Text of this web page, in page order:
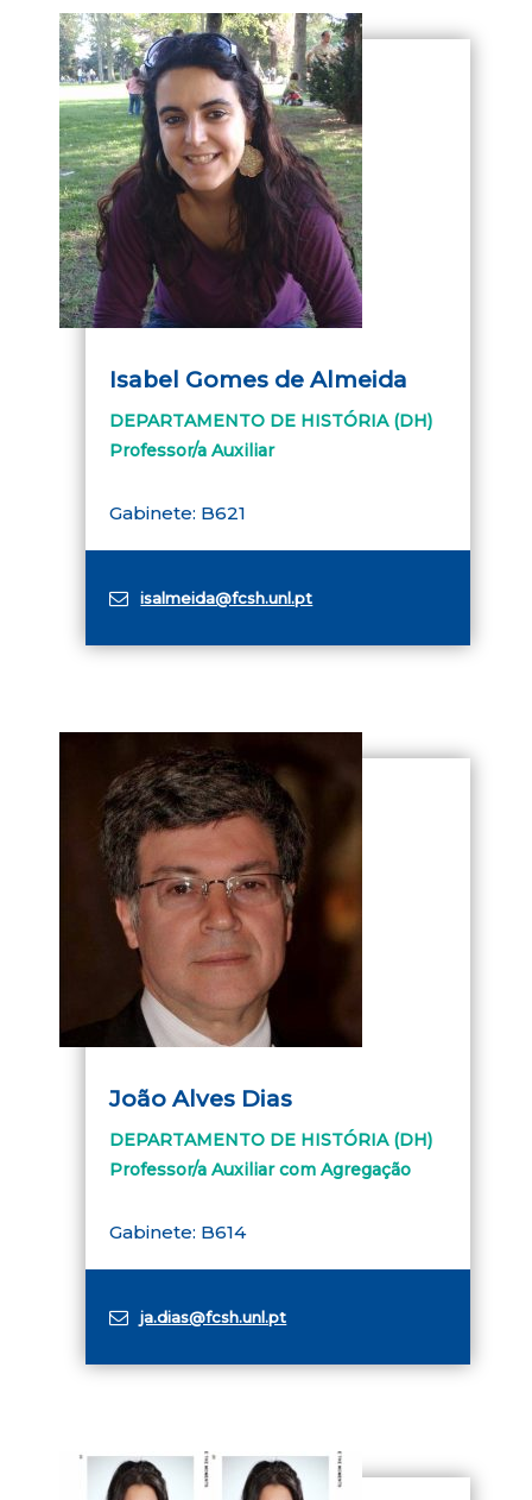
Isabel Gomes de Almeida
DEPARTAMENTO DE HISTÓRIA (DH)
Professor/a Auxiliar
Gabinete: B621
isalmeida@fcsh.unl.pt
João Alves Dias
DEPARTAMENTO DE HISTÓRIA (DH)
Professor/a Auxiliar com Agregação
Gabinete: B614
ja.dias@fcsh.unl.pt